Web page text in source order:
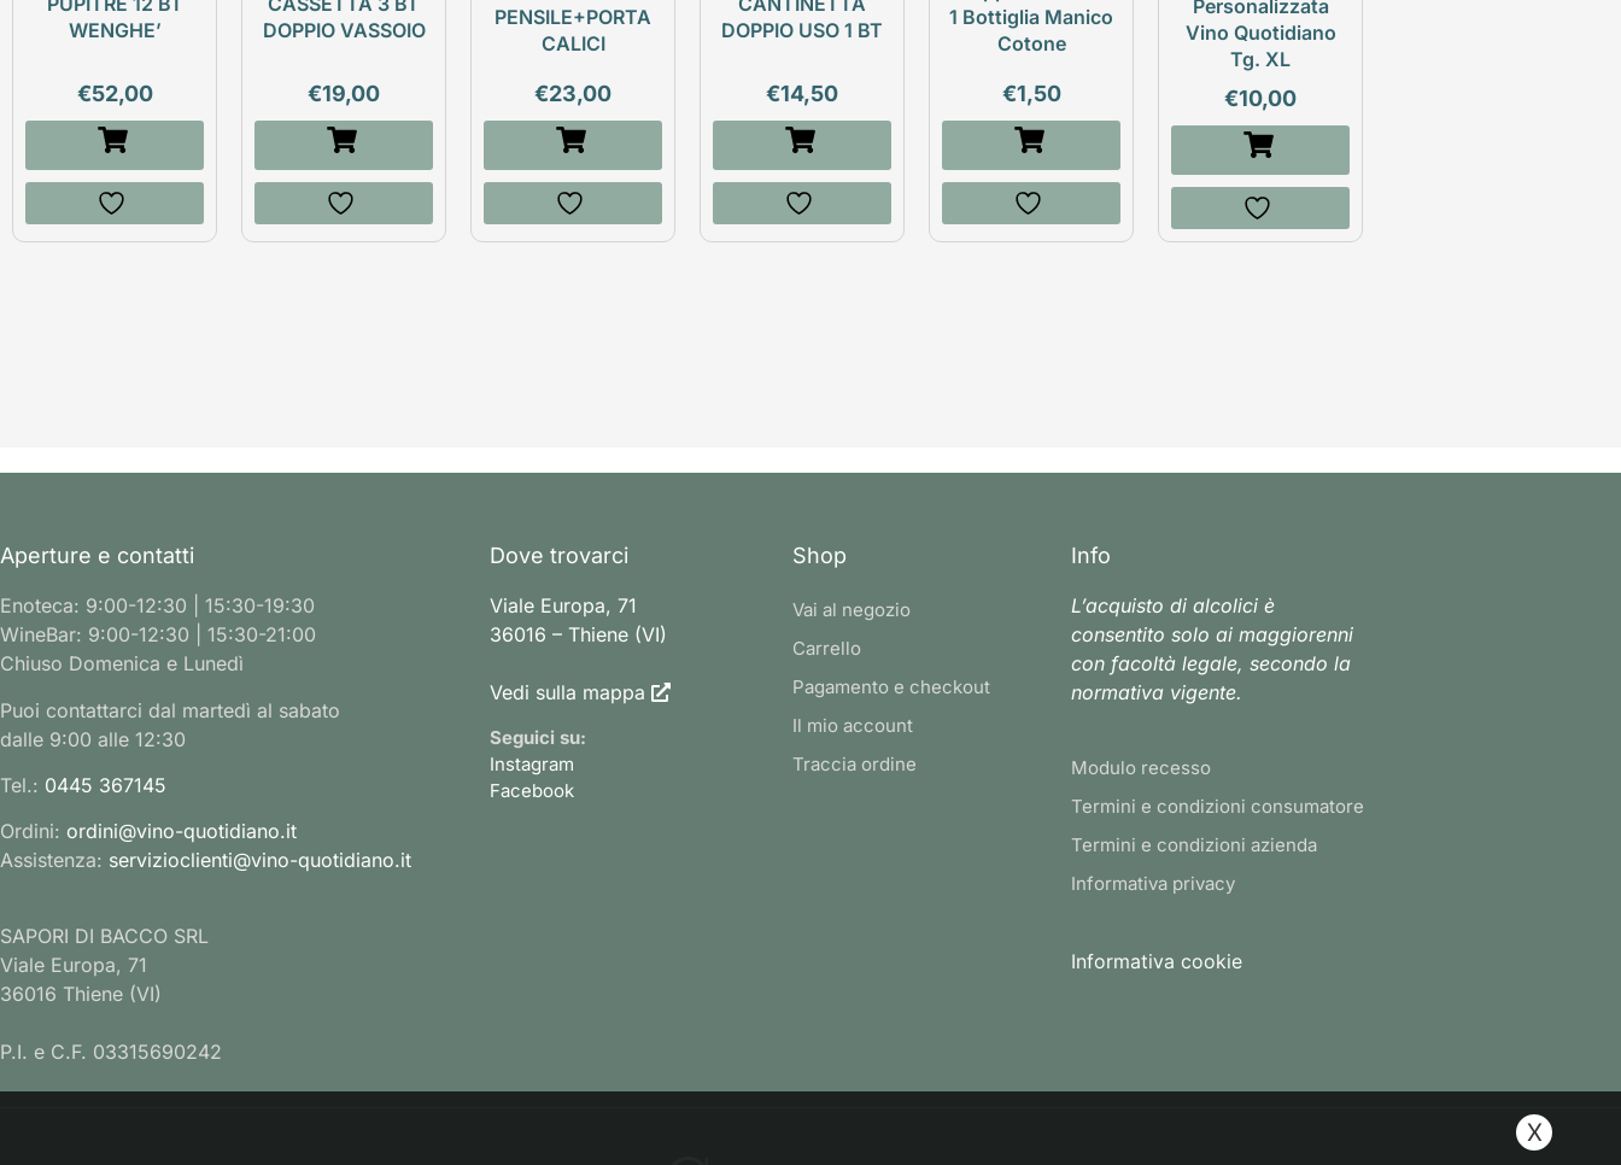
WENGHE’
€52,00
DOPPIO VASSOIO
€19,00
PENSILE+PORTA
CALICI
€23,00
DOPPIO USO 1 BT
€14,50
1 Bottiglia Manico
Cotone
€1,50
Personalizzata
Vino Quotidiano
Tg. XL
€10,00
Aperture e contatti
Enoteca: 9:00-12:30 | 15:30-19:30
WineBar: 9:00-12:30 | 15:30-21:00
Chiuso Domenica e Lunedì
Puoi contattarci dal martedì al sabato
dalle 9:00 alle 12:30
Tel.: 0445 367145
Ordini: ordini@vino-quotidiano.it
Assistenza: servizioclienti@vino-quotidiano.it
SAPORI DI BACCO SRL
Viale Europa, 71
36016 Thiene (VI)
P.I. e C.F. 03315690242
Dove trovarci
Viale Europa, 71
36016 – Thiene (VI)
Vedi sulla mappa
Seguici su:
Instagram
Facebook
Shop
Vai al negozio
Carrello
Pagamento e checkout
Il mio account
Traccia ordine
Info
L’acquisto di alcolici è
consentito solo ai maggiorenni
con facoltà legale, secondo la
normativa vigente.
Modulo recesso
Termini e condizioni consumatore
Termini e condizioni azienda
Informativa privacy
Informativa cookie
X